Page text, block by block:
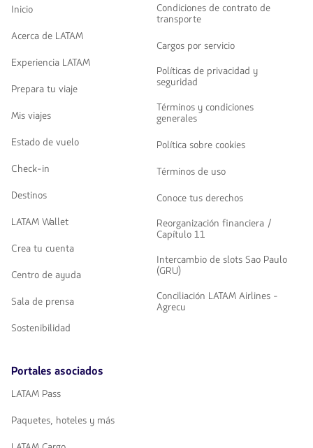
Inicio
Acerca de LATAM
Experiencia LATAM
Prepara tu viaje
Mis viajes
Estado de vuelo
Check-in
Destinos
LATAM Wallet
Crea tu cuenta
Centro de ayuda
Sala de prensa
Sostenibilidad
Condiciones de contrato de
transporte
Cargos por servicio
Políticas de privacidad y
seguridad
Términos y condiciones
generales
Política sobre cookies
Términos de uso
Conoce tus derechos
Reorganización financiera /
Capítulo 11
Intercambio de slots Sao Paulo
(GRU)
Conciliación LATAM Airlines -
Agrecu
Portales asociados
LATAM Pass
Paquetes, hoteles y más